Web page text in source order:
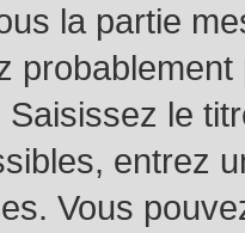
la partie
le
entrez
Vous